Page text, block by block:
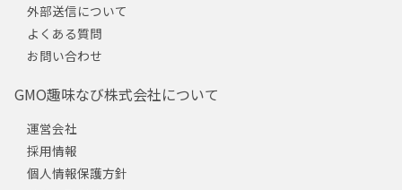
外部送信について
よくある質問
お問い合わせ
GMO趣味なび株式会社について
運営会社
採用情報
個人情報保護方針